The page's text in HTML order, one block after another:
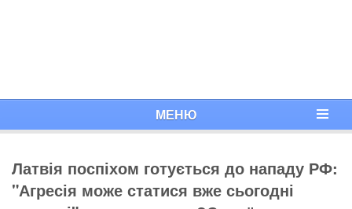
МЕНЮ
Латвія поспіхом готується до нападу РФ:
"Агресія може статися вже сьогодні